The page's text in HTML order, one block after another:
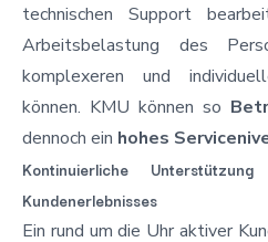
technischen Support
Arbeitsbelastung des
komplexeren und
können. KMU können so
dennoch ein hohes
Kontinuierliche
Kundenerlebnisses
Ein rund um die Uhr aktiver